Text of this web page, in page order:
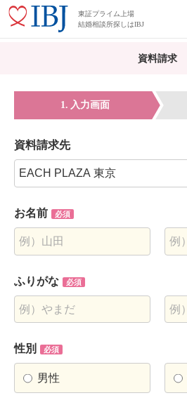
東証プライム上場
結婚相談所探しはIBJ
資料請求
入力画面
資料請求先
お名前 必須
ふりがな 必須
性別 必須
男性